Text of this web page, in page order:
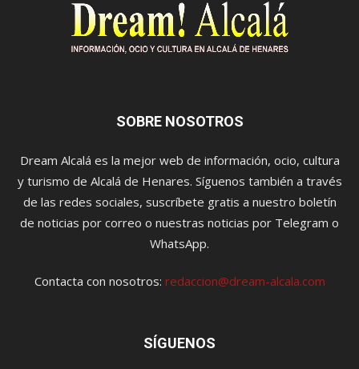
SOBRE NOSOTROS
Dream Alcalá es la mejor web de información, ocio, cultura
y turismo de Alcalá de Henares. Síguenos también a través
de las redes sociales, suscríbete gratis a nuestro boletín
de noticias por correo o nuestras noticias por Telegram o
WhatsApp.
Contacta con nosotros: redaccion@dream-alcala.com
SÍGUENOS